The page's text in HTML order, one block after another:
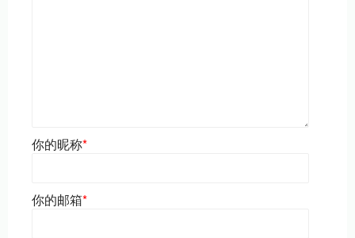
你的昵称*
你的邮箱*